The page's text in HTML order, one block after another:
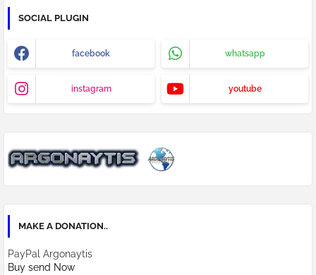
SOCIAL PLUGIN
facebook whatsapp
instagram youtube
MAKE A DONATION..
PayPal Argonaytis
Buy send Now